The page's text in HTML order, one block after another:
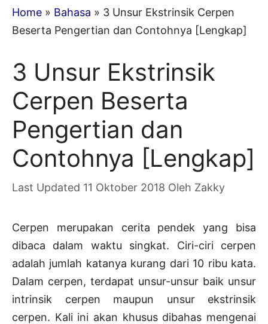
Home » Bahasa » 3 Unsur Ekstrinsik Cerpen
Beserta Pengertian dan Contohnya [Lengkap]
3 Unsur Ekstrinsik
Cerpen Beserta
Pengertian dan
Contohnya [Lengkap]
11 Oktober 2018 Oleh Zakky
Cerpen merupakan cerita pendek yang bisa
dibaca dalam waktu singkat. Ciri-ciri cerpen
adalah jumlah katanya kurang dari 10 ribu kata.
Dalam cerpen, terdapat unsur-unsur baik unsur
intrinsik cerpen maupun unsur ekstrinsik
cerpen. Kali ini akan khusus dibahas mengenai